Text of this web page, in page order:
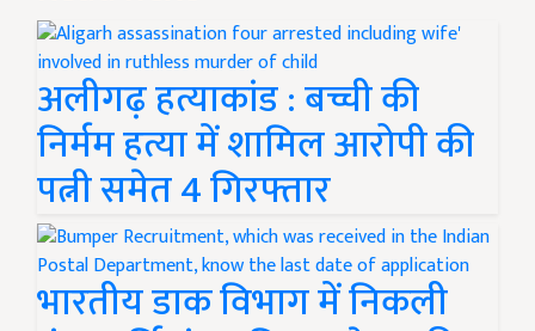
अलीगढ़ हत्याकांड : बच्ची की
निर्मम हत्या में शामिल आरोपी की
पत्नी समेत 4 गिरफ्तार
भारतीय डाक विभाग में निकली